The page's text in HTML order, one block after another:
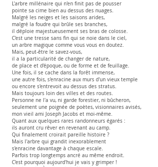
L'arbre millénaire qui n'en finit pas de pousser
pointe sa cime bien au dessus des nuages.
Malgré les neiges et les saisons arides,
malgré la foudre qui brûle ses branches,
il déploie majestueusement ses bras de colosse.
C'est une tresse sans fin qui se noie dans le ciel,
un arbre magique comme vous vous en doutez.
Mais, peut-être le savez-vous,
il a la particularité de changer de nature,
de place et d'époque, ou de forme et de feuillage.
Une fois, il se cache dans la forêt immense,
une autre fois, s'enracine aux murs d'un vieux temple
ou encore s'entrevoit au dessus des stratus.
Mais toujours loin des villes et des routes.
Personne ne l'a vu, ni garde forestier, ni bûcheron,
seulement une poignée de poètes, visionnaires avisés,
mon vieil ami Joseph Jacobs et moi-même.
Quant aux quelques rares randonneurs égarés :
ils auront cru rêver en revenant au camp.
Qui finalement croirait pareille histoire ?
Mais l'arbre qui grandit inexorablement
s'enracine davantage à chaque escale.
Parfois trop longtemps ancré au même endroit.
C'est pourquoi aujourd'hui je vais y grimper !